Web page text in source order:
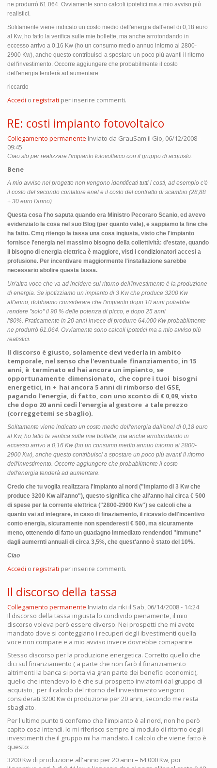
ne produrrò 61.064. Ovviamente sono calcoli ipotetici ma a mio avviso più
realistici.
Solitamente viene indicato un costo medio dell'energia dall'enel di 0,18 euro
al Kw, ho fatto la verifica sulle mie bollette, ma anche arrotondando in
eccesso arrivo a 0,16 Kw (ho un consumo medio annuo intorno ai 2800-
2900 Kw), anche questo contribuisci a spostare un poco più avanti il ritorno
dell'investimento. Occorre aggiungere che probabilmente il costo
dell'energia tenderà ad aumentare.
riccardo
Accedi o registrati per inserire commenti.
RE: costi impianto fotovoltaico
Collegamento permanente Inviato da GrauSam il Gio, 06/12/2008 -
09:45
Ciao sto per realizzare l'impianto fotovoltaico con il gruppo di acquisto.
Bene
A mio avviso nel progetto non vengono identificati tutti i costi, ad esempio c'è
il costo del secondo contatore enel e il costo del contratto di scambio (28,88
+ 30 euro l'anno).
Questa cosa l'ho saputa quando era Ministro Pecoraro Scanio, ed avevo
evidenziato la cosa nel suo Blog (per quanto vale), e sappiamo la fine che
ha fatto. Cmq ritengo la tassa una cosa ingiusta, visto che l'impianto
fornisce l'energia nel massimo bisogno della collettività: d'estate, quando
il bisogno di energia elettrica è maggiore, visti i condizionatori accesi a
profusione. Per incentivare maggiormente l'installazione sarebbe
necessario abolire questa tassa.
Un'altra voce che va ad incidere sul ritorno dell'investimento è la produzione
di energia. Se ipotizziamo un impianto di 3 Kw che produce 3200 Kw
all'anno, dobbiamo considerare che l'impianto dopo 10 anni potrebbe
rendere "solo" il 90 % delle potenza di picco, e dopo 25 anni
l'80%. Praticamente in 20 anni invece di produrre 64.000 Kw probabilmente
ne produrrò 61.064. Ovviamente sono calcoli ipotetici ma a mio avviso più
realistici.
Il discorso è giusto, solamente devi vederla in ambito
temporale, nel senso che l'eventuale finanziamento, in 15
anni, è terminato ed hai ancora un impianto, se
opportunamente dimensionato, che copre i tuoi bisogni
energetici, in + hai ancora 5 anni di rimborso del GSE,
pagando l'energia, di fatto, con uno sconto di € 0,09, visto
che dopo 20 anni cedi l'energia al gestore a tale prezzo
(correggetemi se sbaglio).
Solitamente viene indicato un costo medio dell'energia dall'enel di 0,18 euro
al Kw, ho fatto la verifica sulle mie bollette, ma anche arrotondando in
eccesso arrivo a 0,16 Kw (ho un consumo medio annuo intorno ai 2800-
2900 Kw), anche questo contribuisci a spostare un poco più avanti il ritorno
dell'investimento. Occorre aggiungere che probabilmente il costo
dell'energia tenderà ad aumentare.
Credo che tu voglia realizzara l'impianto al nord ("impianto di 3 Kw che
produce 3200 Kw all'anno"), questo significa che all'anno hai circa € 500
di spese per la corrente elettrica ("2800-2900 Kw") se calcoli che a
quanto vai ad integrare, in caso di finaziamento, il ricavato dell'incentivo
conto energia, sicuramente non spenderesti € 500, ma sicuramente
meno, ottenendo di fatto un guadagno immediato rendendoti "immune"
dagli aumernti annuali di circa 3,5%, che quest'anno è stato del 10%.
Ciao
Accedi o registrati per inserire commenti.
Il discorso della tassa
Collegamento permanente Inviato da riki il Sab, 06/14/2008 - 14:24
Il discorso della tassa ingiusta lo condivido pienamente, il mio
discorso voleva però essere diverso. Nei prospetti che mi avete
mandato dove si conteggiano i recuperi degli ibvestimenti quella
voce non compare e a mio avviso invece dovrebbe comaparire.
Stesso discorso per la produzione energetica. Corretto quello che
dici sul finanziamento ( a parte che non farò il finanziamento
altrimenti la banca si porta via gran parte dei benefici economici),
quello che intendevo io è che sul prospetto inviatomi dal gruppo di
acquisto, per il calcolo del ritorno dell'investimento vengono
considerati 3200 Kw di produzione per 20 anni, secondo me resta
sbagliato.
Per l'ultimo punto ti confemo che l'impianto è al nord, non ho però
capito cosa intendi. Io mi riferisco sempre al modulo di ritorno degli
investimenti che il gruppo mi ha mandato. Il calcolo che viene fatto è
questo:
3200 Kw di produzione all'anno per 20 anni = 64.000 Kw, poi